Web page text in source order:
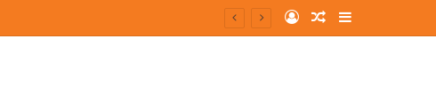
Log InRandom Article
Sidebar